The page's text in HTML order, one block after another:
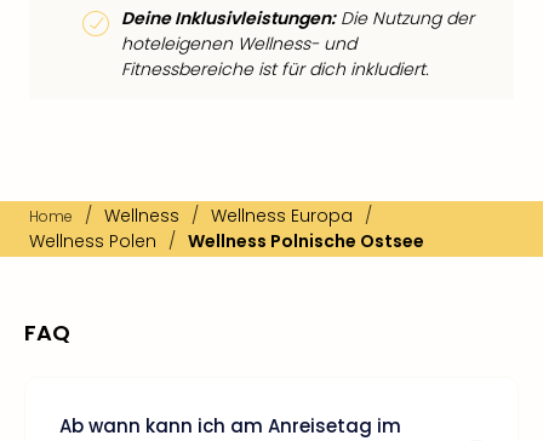
Deine Inklusivleistungen:Die Nutzung der
hoteleigenen Wellness- und
Fitnessbereiche ist für dich inkludiert.
Home / Wellness / Wellness Europa /
Wellness Polen / Wellness Polnische Ostsee
FAQ
Ab wann kann ich am Anreisetag im